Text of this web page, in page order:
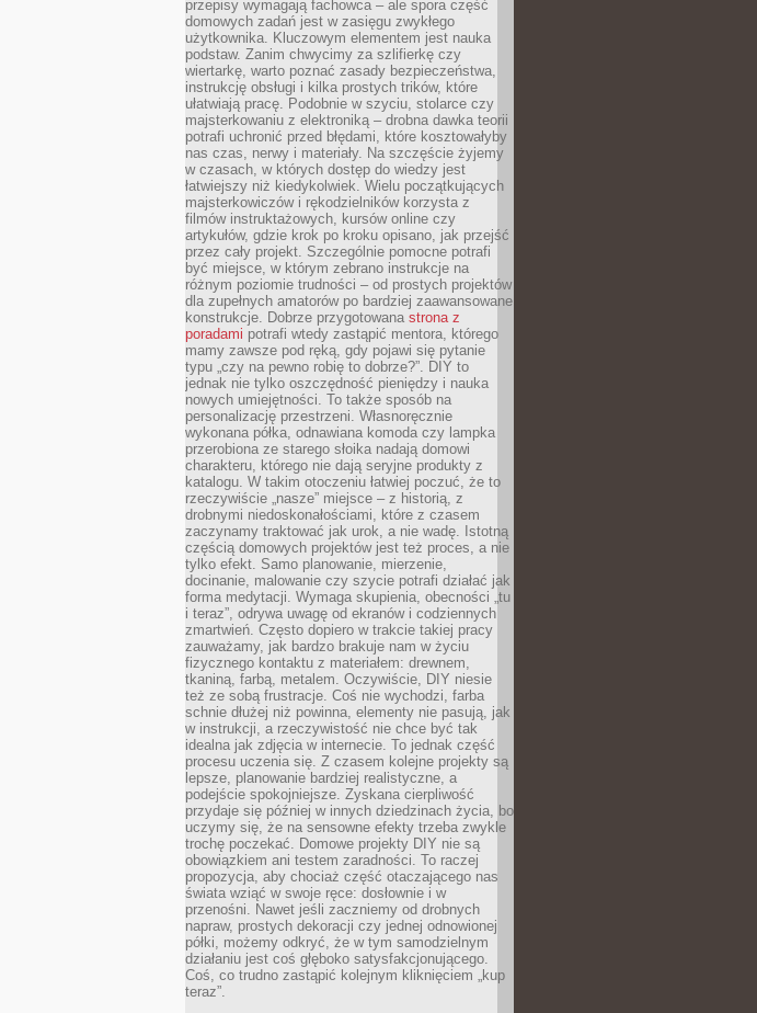
przepisy wymagają fachowca – ale spora część
domowych zadań jest w zasięgu zwykłego
użytkownika. Kluczowym elementem jest nauka
podstaw. Zanim chwycimy za szlifierkę czy
wiertarkę, warto poznać zasady bezpieczeństwa,
instrukcję obsługi i kilka prostych trików, które
ułatwiają pracę. Podobnie w szyciu, stolarce czy
majsterkowaniu z elektroniką – drobna dawka teorii
potrafi uchronić przed błędami, które kosztowałyby
nas czas, nerwy i materiały. Na szczęście żyjemy
w czasach, w których dostęp do wiedzy jest
łatwiejszy niż kiedykolwiek. Wielu początkujących
majsterkowiczów i rękodzielników korzysta z
filmów instruktażowych, kursów online czy
artykułów, gdzie krok po kroku opisano, jak przejść
przez cały projekt. Szczególnie pomocne potrafi
być miejsce, w którym zebrano instrukcje na
różnym poziomie trudności – od prostych projektów
dla zupełnych amatorów po bardziej zaawansowane
konstrukcje. Dobrze przygotowana strona z
poradami potrafi wtedy zastąpić mentora, którego
mamy zawsze pod ręką, gdy pojawi się pytanie
typu „czy na pewno robię to dobrze?”. DIY to
jednak nie tylko oszczędność pieniędzy i nauka
nowych umiejętności. To także sposób na
personalizację przestrzeni. Własnoręcznie
wykonana półka, odnawiana komoda czy lampka
przerobiona ze starego słoika nadają domowi
charakteru, którego nie dają seryjne produkty z
katalogu. W takim otoczeniu łatwiej poczuć, że to
rzeczywiście „nasze” miejsce – z historią, z
drobnymi niedoskonałościami, które z czasem
zaczynamy traktować jak urok, a nie wadę. Istotną
częścią domowych projektów jest też proces, a nie
tylko efekt. Samo planowanie, mierzenie,
docinanie, malowanie czy szycie potrafi działać jak
forma medytacji. Wymaga skupienia, obecności „tu
i teraz”, odrywa uwagę od ekranów i codziennych
zmartwień. Często dopiero w trakcie takiej pracy
zauważamy, jak bardzo brakuje nam w życiu
fizycznego kontaktu z materiałem: drewnem,
tkaniną, farbą, metalem. Oczywiście, DIY niesie
też ze sobą frustracje. Coś nie wychodzi, farba
schnie dłużej niż powinna, elementy nie pasują, jak
w instrukcji, a rzeczywistość nie chce być tak
idealna jak zdjęcia w internecie. To jednak część
procesu uczenia się. Z czasem kolejne projekty są
lepsze, planowanie bardziej realistyczne, a
podejście spokojniejsze. Zyskana cierpliwość
przydaje się później w innych dziedzinach życia, bo
uczymy się, że na sensowne efekty trzeba zwykle
trochę poczekać. Domowe projekty DIY nie są
obowiązkiem ani testem zaradności. To raczej
propozycja, aby chociaż część otaczającego nas
świata wziąć w swoje ręce: dosłownie i w
przenośni. Nawet jeśli zaczniemy od drobnych
napraw, prostych dekoracji czy jednej odnowionej
półki, możemy odkryć, że w tym samodzielnym
działaniu jest coś głęboko satysfakcjonującego.
Coś, co trudno zastąpić kolejnym kliknięciem „kup
teraz”.